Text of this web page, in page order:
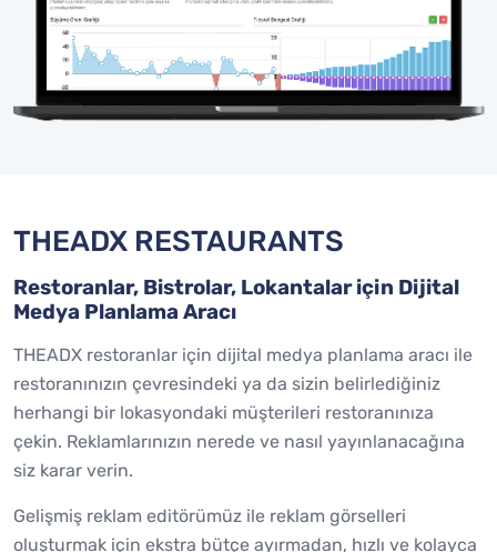
THEADX RESTAURANTS
Restoranlar, Bistrolar, Lokantalar için Dijital
Medya Planlama Aracı
THEADX restoranlar için dijital medya planlama aracı ile
restoranınızın çevresindeki ya da sizin belirlediğiniz
herhangi bir lokasyondaki müşterileri restoranınıza
çekin. Reklamlarınızın nerede ve nasıl yayınlanacağına
siz karar verin.
Gelişmiş reklam editörümüz ile reklam görselleri
oluşturmak için ekstra bütçe ayırmadan, hızlı ve kolayca